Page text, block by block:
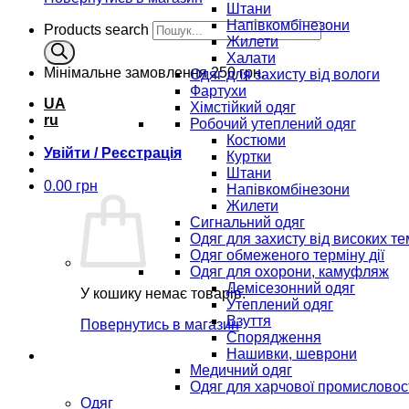
Products search
Мінімальне замовлення250 грн.
UA
ru
Увійти / Реєстрація
0.00 грн
У кошику немає товарів.
Повернутись в магазин
Штани
Напівкомбінезони
Жилети
Халати
Одяг для захисту від вологи
Фартухи
Хімстійкий одяг
Робочий утеплений одяг
Костюми
Куртки
Штани
Напівкомбінезони
Жилети
Сигнальний одяг
Одяг для захисту від високих
Одяг обмеженого терміну дії
Одяг для охорони, камуфляж
Демісезонний одяг
Утеплений одяг
Взуття
Спорядження
Нашивки, шеврони
Медичний одяг
Одяг для харчової
Одяг